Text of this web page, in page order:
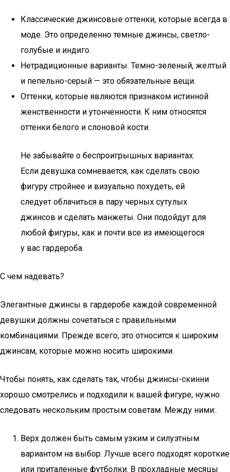
Классические джинсовые оттенки, которые всегда в
моде. Это определенно темные джинсы, светло-
голубые и индиго.
Нетрадиционные варианты. Темно-зеленый, желтый
и пепельно-серый — это обязательные вещи.
Оттенки, которые являются признаком истинной
женственности и утонченности. К ним относятся
оттенки белого и слоновой кости.
Не забывайте о беспроигрышных вариантах.
Если девушка сомневается, как сделать свою
фигуру стройнее и визуально похудеть, ей
следует облачиться в пару черных сутулых
джинсов и сделать манжеты. Они подойдут для
любой фигуры, как и почти все из имеющегося
у вас гардероба.
С чем надевать?
Элегантные джинсы в гардеробе каждой современной
девушки должны сочетаться с правильными
комбинациями. Прежде всего, это относится к широким
джинсам, которые можно носить широкими.
Чтобы понять, как сделать так, чтобы джинсы-скинни
хорошо смотрелись и подходили к вашей фигуре, нужно
следовать нескольким простым советам. Между ними:.
Верх должен быть самым узким и силуэтным
вариантом на выбор. Лучше всего подходят короткие
или приталенные футболки. В прохладные месяцы